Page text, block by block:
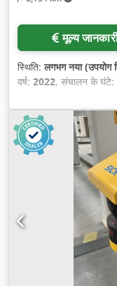
मूल्य
स्थिति:लगभग नया (उपयोग
वर्ष: 2022, संचालन के घंटे: